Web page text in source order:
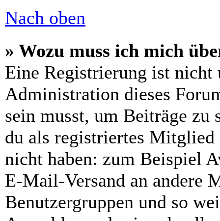
Nach oben
» Wozu muss ich mich
Eine Registrierung ist
Administration dieses
sein musst, um Beiträge
du als registriertes Mitglied
nicht haben: zum Beispiel
E-Mail-Versand an andere
Benutzergruppen und so